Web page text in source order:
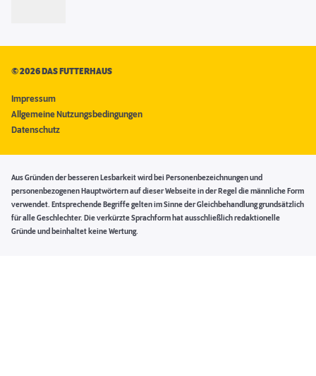
©2026 DAS FUTTERHAUS
Impressum
Allgemeine Nutzungsbedingungen
Datenschutz
Aus Gründen der besseren Lesbarkeit wird bei Personenbezeichnungen und
personenbezogenen Hauptwörtern auf dieser Webseite in der Regel die männliche Form
verwendet. Entsprechende Begriffe gelten im Sinne der Gleichbehandlung grundsätzlich
für alle Geschlechter. Die verkürzte Sprachform hat ausschließlich redaktionelle
Gründe und beinhaltet keine Wertung.